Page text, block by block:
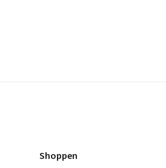
Shoppen